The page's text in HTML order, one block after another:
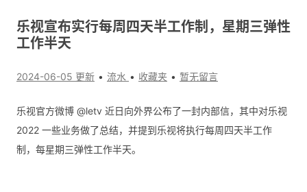
容
乐视宣布实行每周四天半工作制，星期三弹性
工作半天
2024-06-05 更新 流水 收藏夹 暂无留言
乐视官方微博 @letv 近日向外界公布了一封内部信，其中对乐视
2022 一些业务做了总结，并提到乐视将执行每周四天半工作
制，每星期三弹性工作半天。